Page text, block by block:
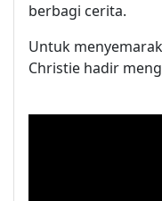
berbagi cerita.
Untuk
Christie hadir